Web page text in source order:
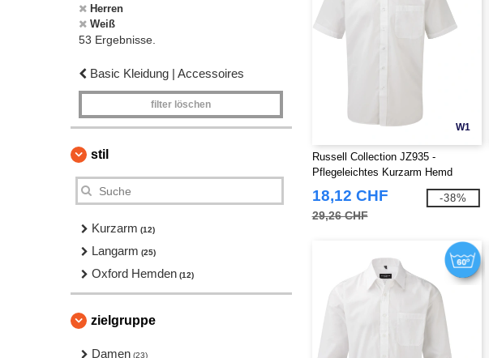
Herren
Weiß
53 Ergebnisse.
Basic Kleidung | Accessoires
filter löschen
stil
Kurzarm (12)
Langarm (25)
Oxford Hemden (12)
zielgruppe
Damen (23)
W1
Russell Collection JZ935 -
Pflegeleichtes Kurzarm Hemd
Herren
18,12 CHF
29,26 CHF
-38%